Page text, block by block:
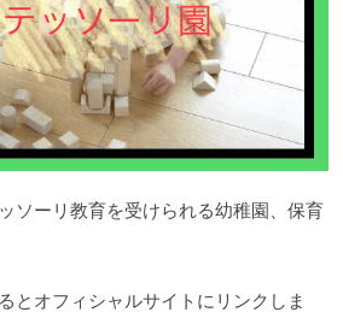
ソーリ教育を受けられる幼稚園、保育
とオフィシャルサイトにリンクしま